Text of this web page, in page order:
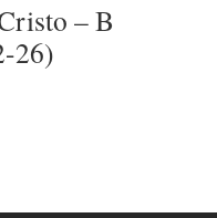
– B
26)